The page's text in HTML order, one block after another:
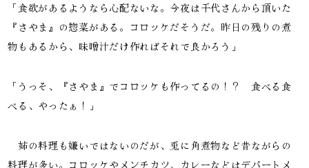
「食欲があるようなら心配ないな。今夜は千代さんから頂いた
『さやま』の惣菜がある。コロッケだそうだ。昨日の残りの煮
物もあるから、味噌汁だけ作ればそれで良かろう」
「うっそ、『さやま』でコロッケも作ってるの！？ 食べる食
べる、やったぁ！」
姉の料理も嫌いではないのだが、兎に角煮物など昔ながらの
料理が多い。コロッケやメンチカツ、カレーなどはデパートメ